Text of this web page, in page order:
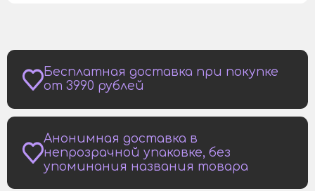
Бесплатная доставка при покупке
от 3990 рублей
Анонимная доставка в
непрозрачной упаковке, без
упоминания названия товара